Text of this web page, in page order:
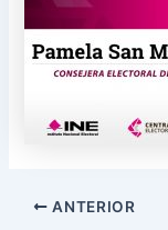
ANTERIOR